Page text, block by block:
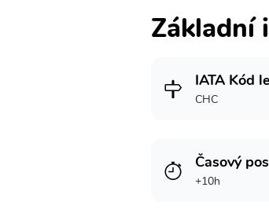
Základní
IATA Kód
CHC
Časový
+10h